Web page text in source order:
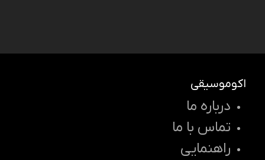
اکوموسیقی
درباره ما
تماس با ما
راهنمایی